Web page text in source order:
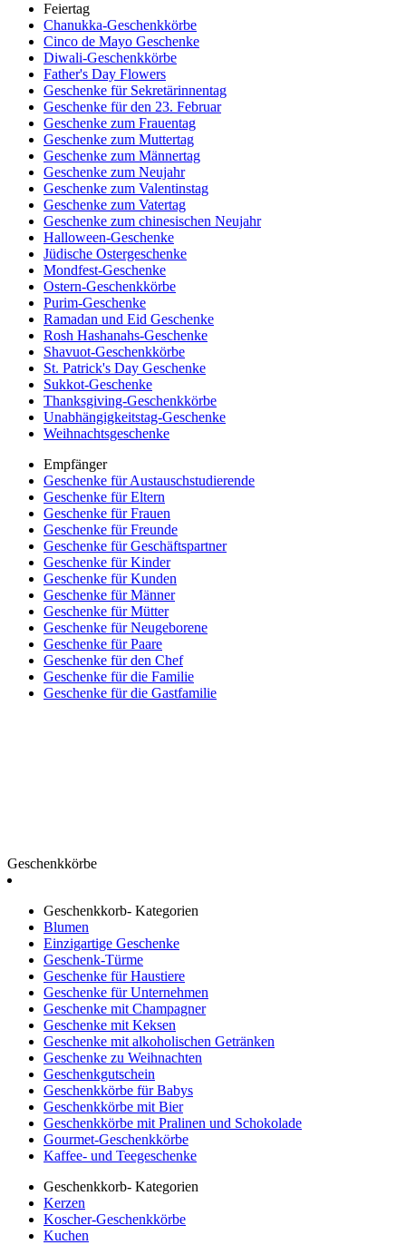
Feiertag
Chanukka-Geschenkkörbe
Cinco de Mayo Geschenke
Diwali-Geschenkkörbe
Father's Day Flowers
Geschenke für Sekretärinnentag
Geschenke für den 23. Februar
Geschenke zum Frauentag
Geschenke zum Muttertag
Geschenke zum Männertag
Geschenke zum Neujahr
Geschenke zum Valentinstag
Geschenke zum Vatertag
Geschenke zum chinesischen Neujahr
Halloween-Geschenke
Jüdische Ostergeschenke
Mondfest-Geschenke
Ostern-Geschenkkörbe
Purim-Geschenke
Ramadan und Eid Geschenke
Rosh Hashanahs-Geschenke
Shavuot-Geschenkkörbe
St. Patrick's Day Geschenke
Sukkot-Geschenke
Thanksgiving-Geschenkkörbe
Unabhängigkeitstag-Geschenke
Weihnachtsgeschenke
Empfänger
Geschenke für Austauschstudierende
Geschenke für Eltern
Geschenke für Frauen
Geschenke für Freunde
Geschenke für Geschäftspartner
Geschenke für Kinder
Geschenke für Kunden
Geschenke für Männer
Geschenke für Mütter
Geschenke für Neugeborene
Geschenke für Paare
Geschenke für den Chef
Geschenke für die Familie
Geschenke für die Gastfamilie
Geschenkkörbe
Geschenkkorb- Kategorien
Blumen
Einzigartige Geschenke
Geschenk-Türme
Geschenke für Haustiere
Geschenke für Unternehmen
Geschenke mit Champagner
Geschenke mit Keksen
Geschenke mit alkoholischen Getränken
Geschenke zu Weihnachten
Geschenkgutschein
Geschenkkörbe für Babys
Geschenkkörbe mit Bier
Geschenkkörbe mit Pralinen und Schokolade
Gourmet-Geschenkkörbe
Kaffee- und Teegeschenke
Geschenkkorb- Kategorien
Kerzen
Koscher-Geschenkkörbe
Kuchen